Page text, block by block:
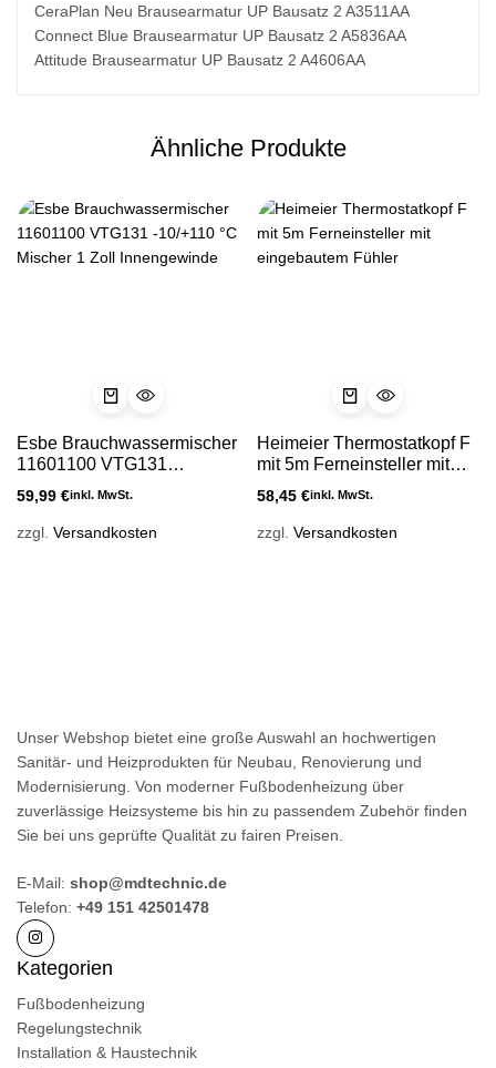
CeraPlan Neu Brausearmatur UP Bausatz 2 A3511AA
Connect Blue Brausearmatur UP Bausatz 2 A5836AA
Attitude Brausearmatur UP Bausatz 2 A4606AA
Ähnliche Produkte
Esbe Brauchwassermischer
11601100 VTG131
Innengewinde
59,99 €inkl. MwSt.
zzgl. Versandkosten
Heimeier Thermostatkopf F
mit 5m Ferneinsteller mit
58,45 €inkl. MwSt.
zzgl. Versandkosten
Unser Webshop bietet eine große Auswahl an hochwertigen
Sanitär- und Heizprodukten für Neubau, Renovierung und
Modernisierung. Von moderner Fußbodenheizung über
zuverlässige Heizsysteme bis hin zu passendem Zubehör finden
Sie bei uns geprüfte Qualität zu fairen Preisen.
E-Mail: shop@mdtechnic.de
Telefon: +49 151 42501478
Kategorien
Fußbodenheizung
Regelungstechnik
Installation & Haustechnik